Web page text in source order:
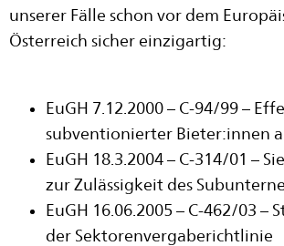
unserer Fälle schon vor dem
Österreich sicher einzigartig:
EuGH 7.12.2000 – C-94/99 –
subventionierter Bieter:innen
EuGH 18.3.2004 – C-314/01 –
zur Zulässigkeit des
EuGH 16.06.2005 – C-462/03
der Sektorenvergaberichtlinie